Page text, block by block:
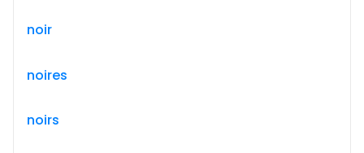
noir
noires
noirs